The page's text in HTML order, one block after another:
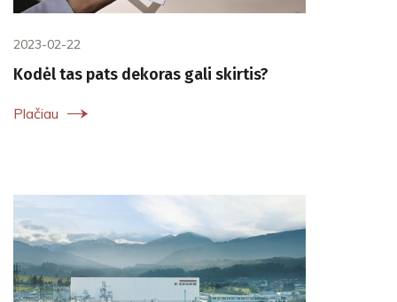
2023-02-22
Kodėl tas pats dekoras gali skirtis?
Plačiau